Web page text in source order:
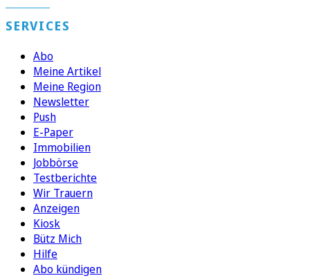
SERVICES
Abo
Meine Artikel
Meine Region
Newsletter
Push
E-Paper
Immobilien
Jobbörse
Testberichte
Wir Trauern
Anzeigen
Kiosk
Bütz Mich
Hilfe
Abo kündigen